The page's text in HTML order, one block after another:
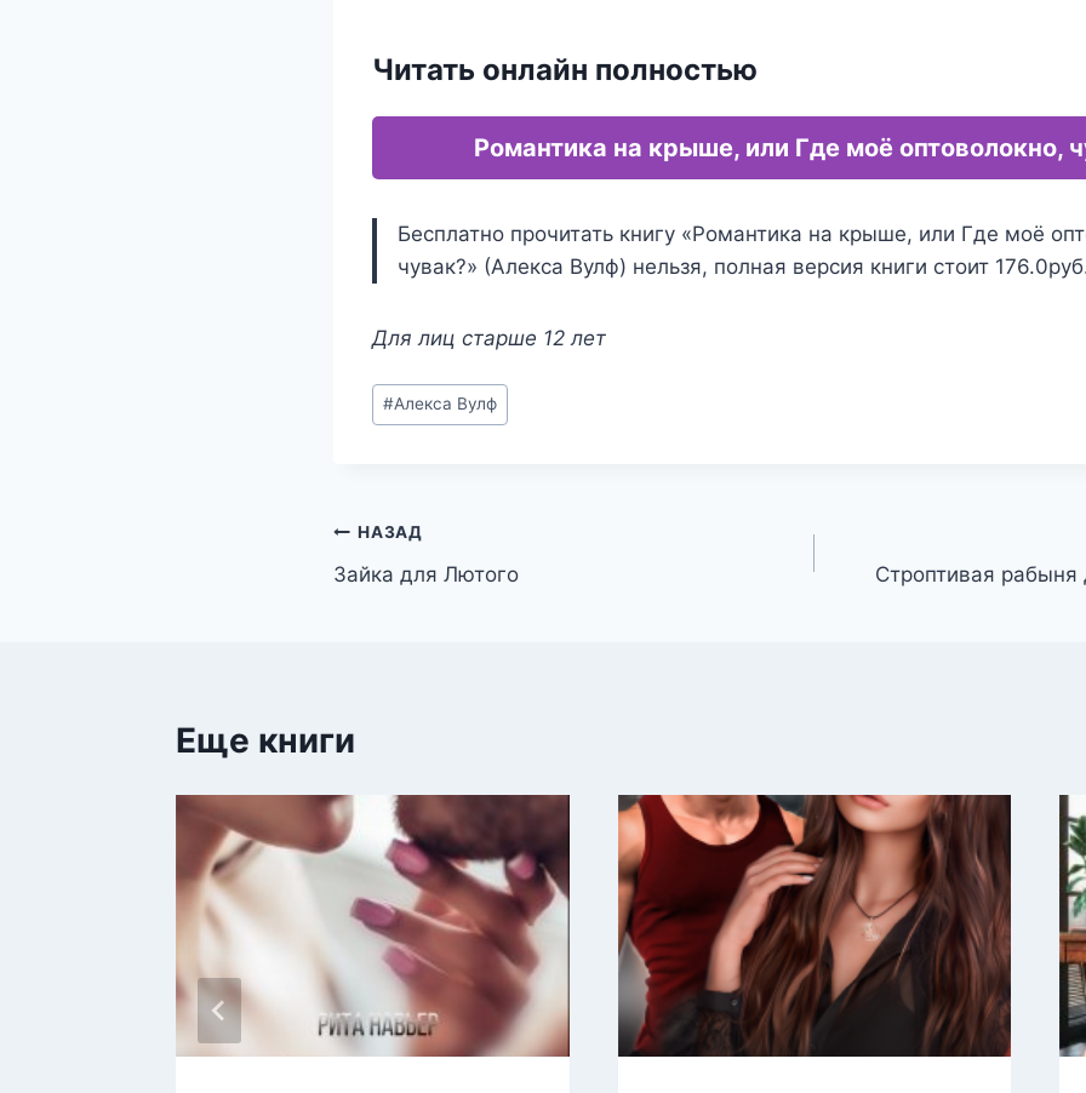
Читать онлайн полностью
Романтика на крыше, или Где моё оптоволокно,
Бесплатно прочитать книгу «Романтика на крыше, или Где моё
чувак?» (Алекса Вулф) нельзя, полная версия книги стоит
Для лиц старше 12 лет
Метки
записи:
#Алекса Вулф
Навигация
по
НАЗАД
Зайка для Лютого Строптивая
Еще книги